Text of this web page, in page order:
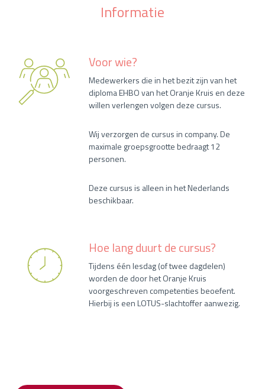
Informatie
Voor wie?
Medewerkers die in het bezit zijn van het
diploma EHBO van het Oranje Kruis en deze
willen verlengen volgen deze cursus.
Wij verzorgen de cursus in company. De
maximale groepsgrootte bedraagt 12
personen.
Deze cursus is alleen in het Nederlands
beschikbaar.
Hoe lang duurt de cursus?
Tijdens één lesdag (of twee dagdelen)
worden de door het Oranje Kruis
voorgeschreven competenties beoefent.
Hierbij is een LOTUS-slachtoffer aanwezig.